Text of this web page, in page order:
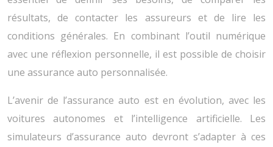
résultats, de contacter les assureurs et de lire les
conditions générales. En combinant l’outil numérique
avec une réflexion personnelle, il est possible de choisir
une assurance auto personnalisée.
L’avenir de l’assurance auto est en évolution, avec les
voitures autonomes et l’intelligence artificielle. Les
simulateurs d’assurance auto devront s’adapter à ces